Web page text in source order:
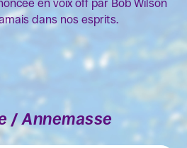
en voix off par Bob Wilson
dans nos esprits.
/ Annemasse